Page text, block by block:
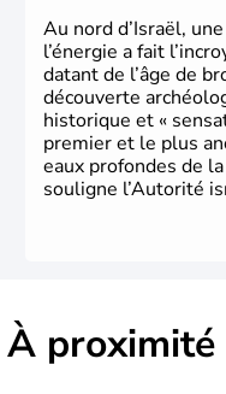
Au nord d’Israël,
l’énergie a fait
datant de l’âge de
découverte
historique et «
premier et le plus
eaux profondes de
souligne l’Autorité
À proximité